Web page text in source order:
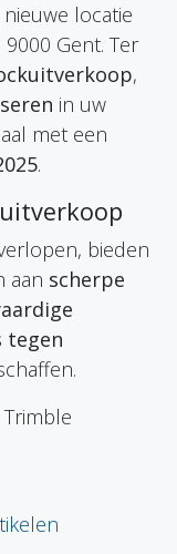
locatie
Gent. Ter
,
in uw
met een
.
bieden
aan scherpe
tegen